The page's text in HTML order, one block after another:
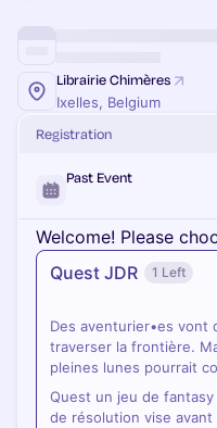
Librairie Chimères
Ixelles, Belgium
Registration
Past Event
Welcome! Please
Quest JDR
1 Left
Des aventurier•es vont
traverser la frontière.
pleines lunes pourrait
Quest un jeu de
de résolution vise